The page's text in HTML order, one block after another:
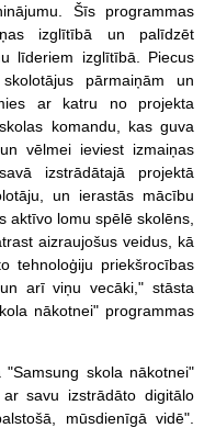
Šīs programmas
izglītībā un palīdzēt
līderiem izglītībā. Piecus
pārmaiņām un
ar katru no projekta
komandu, kas guva
vēlmei ieviest izmaiņas
izstrādātajā projektā
un ierastās mācību
aktīvo lomu spēlē skolēns,
aizraujošus veidus, kā
tehnoloģiju priekšrocības
arī viņu vecāki," stāsta
nākotnei" programmas
"Samsung skola nākotnei"
savu izstrādāto digitālo
mūsdienīgā vidē".